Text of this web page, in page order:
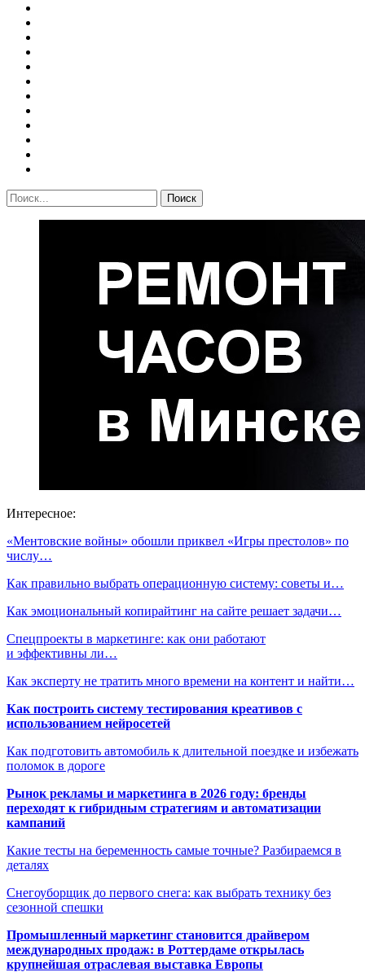
Интересное:
«Ментовские войны» обошли приквел «Игры престолов» по
числу…
Как правильно выбрать операционную систему: советы и…
Как эмоциональный копирайтинг на сайте решает задачи…
Спецпроекты в маркетинге: как они работают
и эффективны ли…
Как эксперту не тратить много времени на контент и найти…
Как построить систему тестирования креативов с
использованием нейросетей
Как подготовить автомобиль к длительной поездке и избежать
поломок в дороге
Рынок рекламы и маркетинга в 2026 году: бренды
переходят к гибридным стратегиям и автоматизации
кампаний
Какие тесты на беременность самые точные? Разбираемся в
деталях
Снегоуборщик до первого снега: как выбрать технику без
сезонной спешки
Промышленный маркетинг становится драйвером
международных продаж: в Роттердаме открылась
крупнейшая отраслевая выставка Европы